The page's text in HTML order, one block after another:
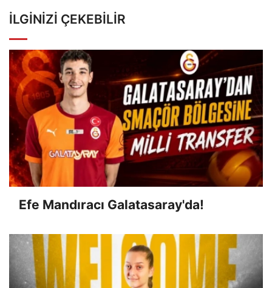
İLGINIZI ÇEKEBILIR
Efe Mandıracı Galatasaray'da!